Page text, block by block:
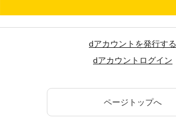
dアカウントを発行する
dアカウントログイン
ページトップへ